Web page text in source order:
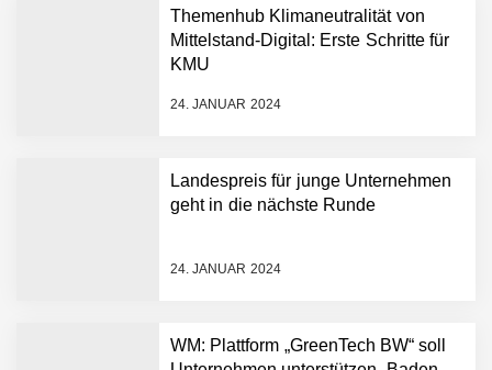
Themenhub Klimaneutralität von
Mittelstand-Digital: Erste Schritte für
KMU
24. JANUAR 2024
Landespreis für junge Unternehmen
geht in die nächste Runde
24. JANUAR 2024
WM: Plattform „GreenTech BW“ soll
Humanoider Roboter bringt
Hightech ins Stadion
Simulationsdienstleistung in
FiniteNow ermöglicht
Entwicklungsprozesse
Pyck im Employer Portrait